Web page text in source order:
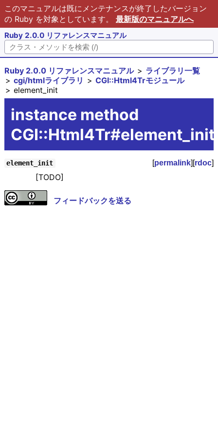
このマニュアルは既にメンテナンスが終了したバージョン
の Ruby を対象としています。 最新版のマニュアルへ
Ruby 2.0.0 リファレンスマニュアル
Ruby 2.0.0 リファレンスマニュアル
ライブラリ一覧
cgi/htmlライブラリ
CGI::Html4Trモジュール
element_init
instance method
CGI::Html4Tr#element_init
element_init [permalink][rdoc]
[TODO]
フィードバックを送る